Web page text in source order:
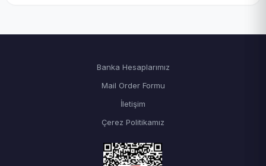
Banka Hesaplarımız
Mail Order Formu
İletişim
Çerez Politikamız